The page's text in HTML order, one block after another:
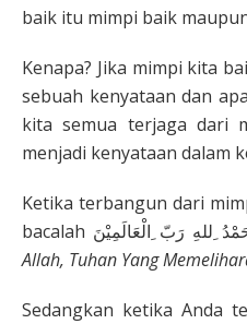
baik itu mimpi baik
Kenapa? Jika mimpi kita
sebuah kenyataan dan
kita semua terjaga dari
menjadi kenyataan dalam
Ketika terbangun dari
Allah, Tuhan Yang
Sedangkan ketika Anda